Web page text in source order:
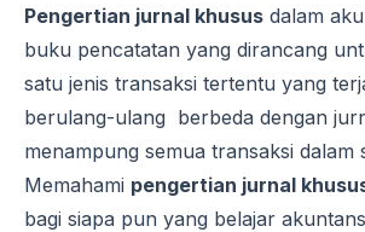
Pengertian jurnal khusus dalam
buku pencatatan yang dirancang
satu jenis transaksi tertentu yang
berulang-ulang berbeda dengan
menampung semua transaksi dalam
Memahami pengertian jurnal
bagi siapa pun yang belajar